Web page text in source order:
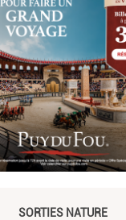
SORTIES NATURE